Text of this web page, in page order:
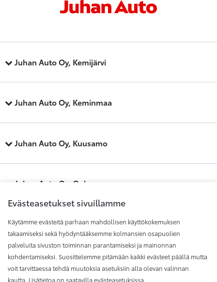
Juhan Auto Oy, Kemijärvi
Juhan Auto Oy, Keminmaa
Juhan Auto Oy, Kuusamo
Juhan Auto Oy, Oulu
Juhan Auto Oy, Raahe
Juhan Auto Oy, Rovaniemi
Evästeasetukset sivuillamme
Käytämme evästeitä parhaan mahdollisen käyttökokemuksen
takaamiseksi sekä hyödyntääksemme kolmansien osapuolien
palveluita sivuston toiminnan parantamiseksi ja mainonnan
kohdentamiseksi. Suosittelemme pitämään kaikki evästeet päällä mutta
voit tarvittaessa tehdä muutoksia asetuksiin alla olevan valinnan
kautta. Lisätietoa on saatavilla evästeasetuksissa.